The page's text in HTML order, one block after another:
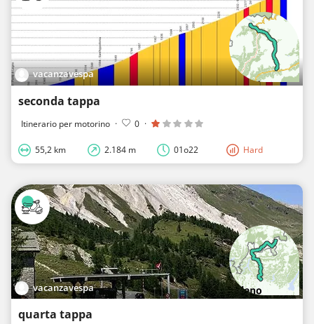
vacanzavespa
seconda tappa
Itinerario per motorino · 0 ·
55,2 km 2.184 m 01o22 Hard
vacanzavespa
quarta tappa